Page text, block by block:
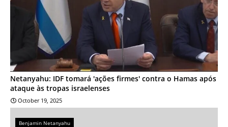
Netanyahu: IDF tomará 'ações firmes' contra o Hamas após
ataque às tropas israelenses
October 19, 2025
Benjamin Netanyahu